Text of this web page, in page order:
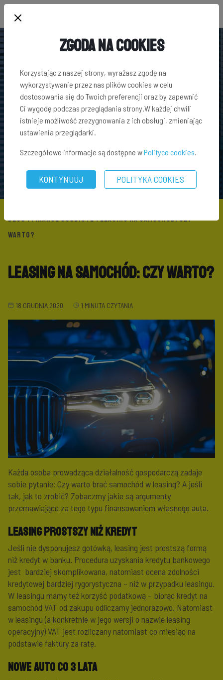
BLOG\FINANSE OSOBISTE\ LEASING NA SAMOCHÓD: CZY
WARTO?
Leasing na samochód: czy warto?
18 GRUDNIA 2020 1 MINUTA CZYTANIA
Każda osoba prowadząca działalność gospodarczą zadaje
sobie pytanie: Czy warto brać samochód w leasing? A jeśli
tak, jak to zrobić? Zobaczmy jakie są argumenty
przemawiające za tego typu finansowaniem własnego auta.
Leasing prostszy niż kredyt
Jeśli nie dysponujesz gotówką, leasing jest prostszą formą
niż kredyt w banku. Procedura uzyskania kredytu bankowego
jest bardziej skomplikowana, natomiast ocena zdolności
kredytowej bardziej rygorystyczna – niż w przypadku leasingu.
W leasingu mamy też korzyść podatkową – biorąc kredyt na
samochód VAT od zakupu odliczamy jednorazowo. Natomiast
w leasingu (a konkretnie w jego wersji o nazwie leasing
operacyjny) VAT jest rozliczany natomiast co miesiąc na
podstawie faktury za ratę.
Nowe auto co 3 lata
Zgoda na Cookies
Korzystając z naszej strony, wyrażasz zgodę na
wykorzystywanie przez nas plików cookies w celu
dostosowania się do Twoich preferencji oraz by zapewnić
Ci wygodę podczas przeglądania strony.W każdej chwili
istnieje możliwość zrezygnowania z ich obsługi, zmieniając
ustawienia przeglądarki.
Szczegółowe informacje są dostępne wPolityce cookies.
KONTYNUUJ POLITYKA COOKIES